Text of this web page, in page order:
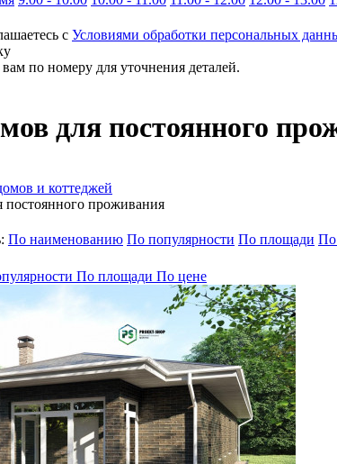
с Условиями обработки персональных
по номеру для уточнения деталей.
для постоянного
и коттеджей
проживания
По наименованию По популярности По площади По
По площади По цене